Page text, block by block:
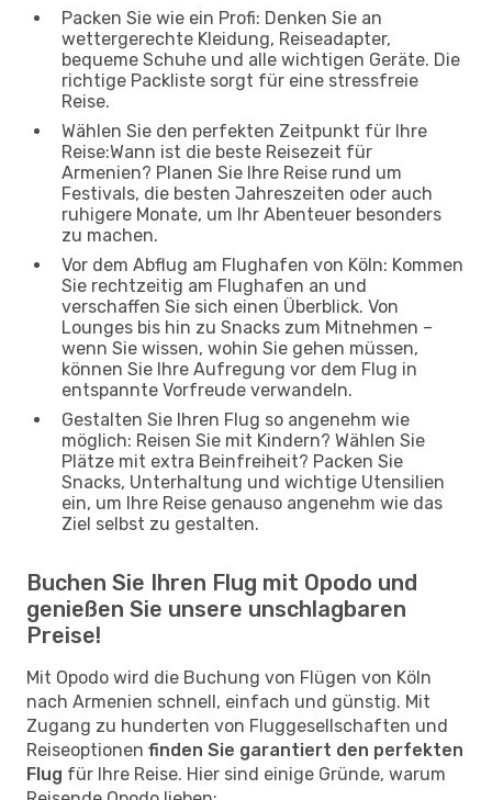
Packen Sie wie ein Profi: Denken Sie an
wettergerechte Kleidung, Reiseadapter,
bequeme Schuhe und alle wichtigen Geräte. Die
richtige Packliste sorgt für eine stressfreie
Reise.
Wählen Sie den perfekten Zeitpunkt für Ihre
Reise:Wann ist die beste Reisezeit für
Armenien? Planen Sie Ihre Reise rund um
Festivals, die besten Jahreszeiten oder auch
ruhigere Monate, um Ihr Abenteuer besonders
zu machen.
Vor dem Abflug am Flughafen von Köln: Kommen
Sie rechtzeitig am Flughafen an und
verschaffen Sie sich einen Überblick. Von
Lounges bis hin zu Snacks zum Mitnehmen –
wenn Sie wissen, wohin Sie gehen müssen,
können Sie Ihre Aufregung vor dem Flug in
entspannte Vorfreude verwandeln.
Gestalten Sie Ihren Flug so angenehm wie
möglich: Reisen Sie mit Kindern? Wählen Sie
Plätze mit extra Beinfreiheit? Packen Sie
Snacks, Unterhaltung und wichtige Utensilien
ein, um Ihre Reise genauso angenehm wie das
Ziel selbst zu gestalten.
Buchen Sie Ihren Flug mit Opodo und
genießen Sie unsere unschlagbaren
Preise!
Mit Opodo wird die Buchung von Flügen von Köln
nach Armenien schnell, einfach und günstig. Mit
Zugang zu hunderten von Fluggesellschaften und
Reiseoptionen finden Sie garantiert den perfekten
Flug für Ihre Reise. Hier sind einige Gründe, warum